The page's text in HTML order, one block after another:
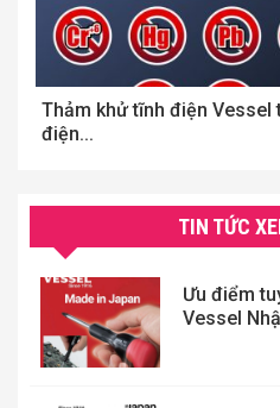
Thảm khử tĩnh điện
điện...
TIN TỨC
Ưu điểm
Vessel